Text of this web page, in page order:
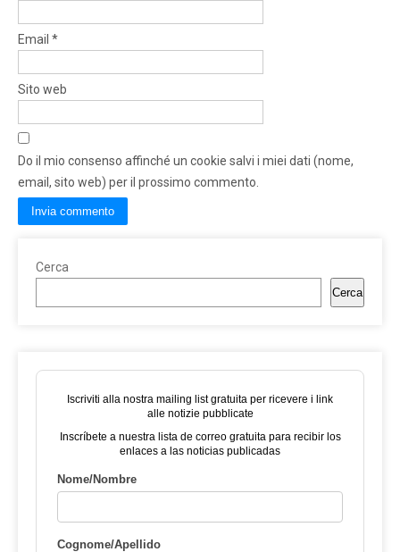
Email *
Sito web
Do il mio consenso affinché un cookie salvi i miei dati (nome,
email, sito web) per il prossimo commento.
Cerca
Cerca
Iscriviti alla nostra mailing list gratuita per ricevere i link
alle notizie pubblicate
Inscríbete a nuestra lista de correo gratuita para recibir los
enlaces a las noticias publicadas
Nome/Nombre
Cognome/Apellido